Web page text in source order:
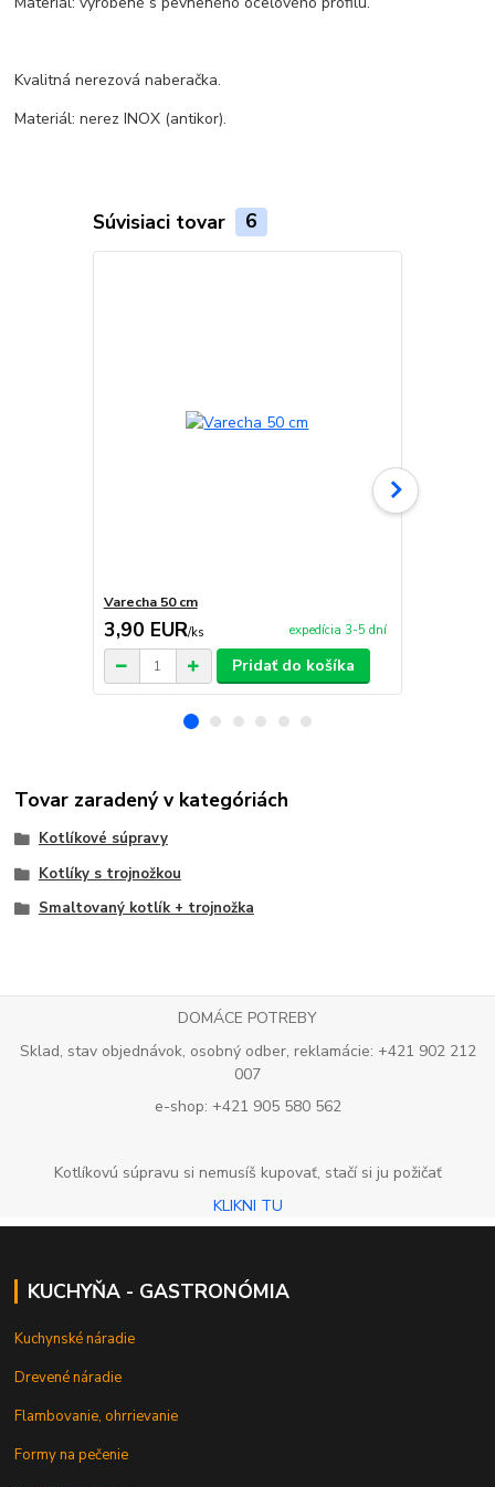
Kvalitná nerezová naberačka.
Materiál: nerez INOX (antikor).
Súvisiaci tovar 6
Varecha 50 cm
3,90 EUR/ks expedícia 3-5 dní
Pridať do košíka
Tovar zaradený v kategóriách
Kotlíkové súpravy
Kotlíky s trojnožkou
Smaltovaný kotlík + trojnožka
DOMÁCE POTREBY
Sklad, stav objednávok, osobný odber, reklamácie: +421 902 212
007
e-shop: +421 905 580 562
Kotlíkovú súpravu si nemusíš kupovať, stačí si ju požičať
KLIKNI TU
KUCHYŇA - GASTRONÓMIA
Kuchynské náradie
Drevené náradie
Flambovanie, ohrrievanie
Formy na pečenie